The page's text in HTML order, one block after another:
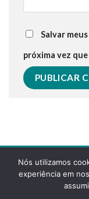
Salvar
próxima vez
Nós utilizamos
experiência em